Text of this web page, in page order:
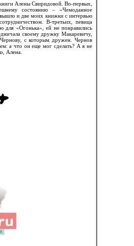
Алены Свиридовой. Во-первых,
состоянию – «Чемоданное
и две моих книжки с интервью
В-третьих, певица
для «Огонька», ей не понравились
своему дружку Макаревичу,
с которым дружен. Чернов
а что он еще мог сделать? А я не
Алена.